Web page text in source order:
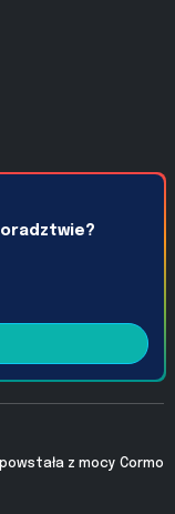
z mocy Cormo